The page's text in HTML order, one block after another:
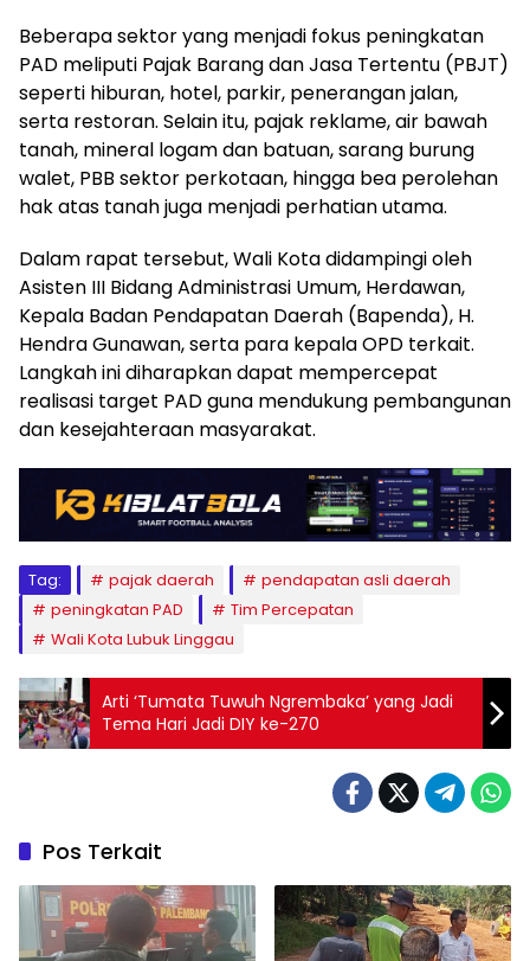
Beberapa sektor yang menjadi fokus peningkatan
PAD meliputi Pajak Barang dan Jasa Tertentu (PBJT)
seperti hiburan, hotel, parkir, penerangan jalan,
serta restoran. Selain itu, pajak reklame, air bawah
tanah, mineral logam dan batuan, sarang burung
walet, PBB sektor perkotaan, hingga bea perolehan
hak atas tanah juga menjadi perhatian utama.
Dalam rapat tersebut, Wali Kota didampingi oleh
Asisten III Bidang Administrasi Umum, Herdawan,
Kepala Badan Pendapatan Daerah (Bapenda), H.
Hendra Gunawan, serta para kepala OPD terkait.
Langkah ini diharapkan dapat mempercepat
realisasi target PAD guna mendukung pembangunan
dan kesejahteraan masyarakat.
Tag: pajak daerah
pendapatan asli daerah
peningkatan PAD
Tim Percepatan
Wali Kota Lubuk Linggau
Arti ‘Tumata Tuwuh Ngrembaka’ yang Jadi
Tema Hari Jadi DIY ke-270
Pos Terkait